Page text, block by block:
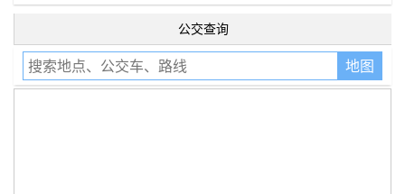
游会
网址
最新
公交查询
地图